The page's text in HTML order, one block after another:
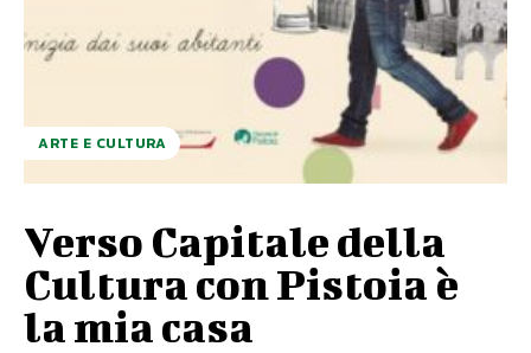
ARTE E CULTURA
Verso Capitale della
Cultura con Pistoia è
la mia casa